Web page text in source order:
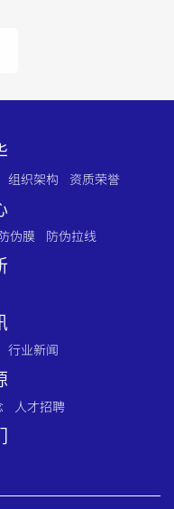
组织架构
资质荣誉
伪膜
防伪拉线
行业新闻
人才招聘